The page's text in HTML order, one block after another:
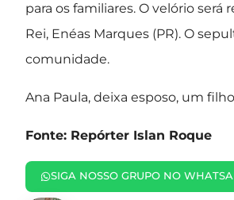
para os familiares. O velório
Rei, Enéas Marques (PR). O
comunidade.
Ana Paula, deixa esposo, um
Fonte: Repórter Islan Roque
SIGA NOSSO GRUPO NO